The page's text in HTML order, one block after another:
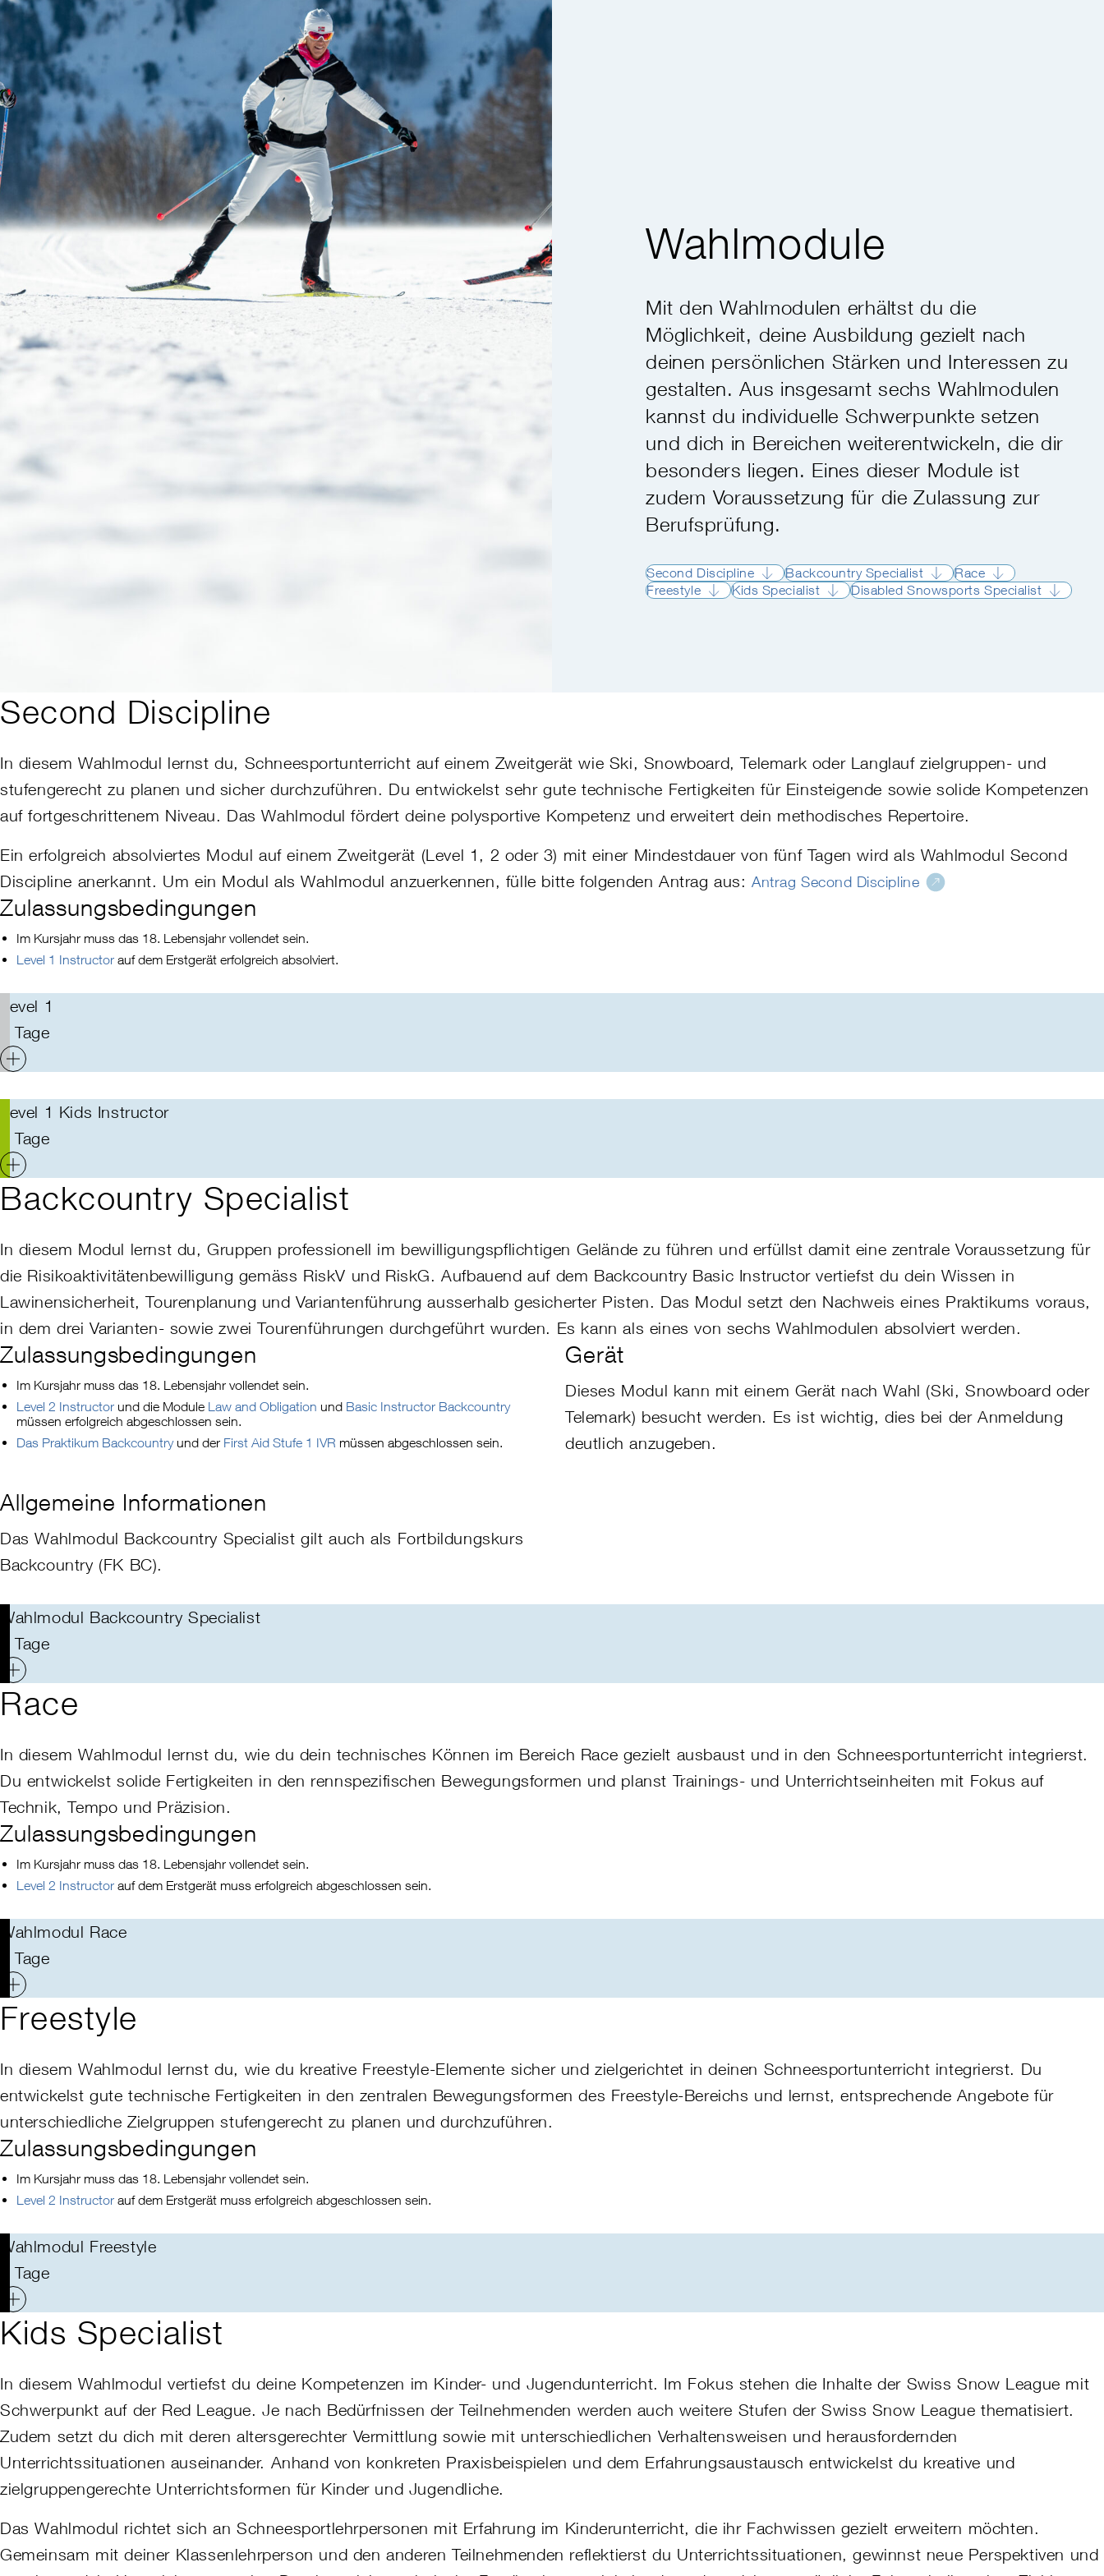
Wahlmodule
Mit den Wahlmodulen erhältst du die
Möglichkeit, deine Ausbildung gezielt nach
deinen persönlichen Stärken und Interessen zu
gestalten. Aus insgesamt sechs Wahlmodulen
kannst du individuelle Schwerpunkte setzen
und dich in Bereichen weiterentwickeln, die dir
besonders liegen. Eines dieser Module ist
zudem Voraussetzung für die Zulassung zur
Berufsprüfung.
Second Discipline Backcountry Specialist
Race
Freestyle
Kids Specialist Disabled Snowsports Specialist
Second Discipline
In diesem Wahlmodul lernst du, Schneesportunterricht auf einem Zweitgerät wie Ski, Snowboard, Telemark oder Langlauf zielgruppen- und
stufengerecht zu planen und sicher durchzuführen. Du entwickelst sehr gute technische Fertigkeiten für Einsteigende sowie solide Kompetenzen
auf fortgeschrittenem Niveau. Das Wahlmodul fördert deine polysportive Kompetenz und erweitert dein methodisches Repertoire.
Ein erfolgreich absolviertes Modul auf einem Zweitgerät (Level 1, 2 oder 3) mit einer Mindestdauer von fünf Tagen wird als Wahlmodul Second
Discipline anerkannt. Um ein Modul als Wahlmodul anzuerkennen, fülle bitte folgenden Antrag aus:Antrag Second Discipline
Zulassungsbedingungen
Im Kursjahr muss das 18. Lebensjahr vollendet sein.
Level 1 Instructor auf dem Erstgerät erfolgreich absolviert.
Level 1
5 Tage
Level 1 Kids Instructor
5 Tage
Backcountry Specialist
In diesem Modul lernst du, Gruppen professionell im bewilligungspflichtigen Gelände zu führen und erfüllst damit eine zentrale Voraussetzung für
die Risikoaktivitätenbewilligung gemäss RiskV und RiskG. Aufbauend auf dem Backcountry Basic Instructorvertiefst du dein Wissen in
Lawinensicherheit, Tourenplanung und Variantenführung ausserhalb gesicherter Pisten. Das Modul setzt den Nachweis eines Praktikums voraus,
in dem drei Varianten- sowie zwei Tourenführungen durchgeführt wurden. Es kann als eines von sechs Wahlmodulen absolviert werden.
Zulassungsbedingungen
Im Kursjahr muss das 18. Lebensjahr vollendet sein.
Level 2 Instructor und die Module Law and Obligation und Basic Instructor Backcountry
müssen erfolgreich abgeschlossen sein.
Das Praktikum Backcountryund der First Aid Stufe 1 IVR müssen abgeschlossen sein.
Gerät
Dieses Modul kann mit einem Gerät nach Wahl (Ski, Snowboard oder
Telemark) besucht werden. Es ist wichtig, dies bei der Anmeldung
deutlich anzugeben.
Allgemeine Informationen
DasWahlmodul Backcountry Specialist gilt auch als Fortbildungskurs
Backcountry (FK BC).
Wahlmodul Backcountry Specialist
7 Tage
Race
In diesem Wahlmodul lernst du, wie du dein technisches Können im Bereich Race gezielt ausbaust und in den Schneesportunterricht integrierst.
Du entwickelst solide Fertigkeiten in den rennspezifischen Bewegungsformen und planst Trainings- und Unterrichtseinheiten mit Fokus auf
Technik, Tempo und Präzision.
Zulassungsbedingungen
Im Kursjahr muss das 18. Lebensjahr vollendet sein.
Level 2 Instructor auf dem Erstgerät muss erfolgreich abgeschlossen sein.
Wahlmodul Race
5 Tage
Freestyle
In diesem Wahlmodul lernst du, wie du kreative Freestyle-Elemente sicher und zielgerichtet in deinen Schneesportunterricht integrierst. Du
entwickelst gute technische Fertigkeiten in den zentralen Bewegungsformen des Freestyle-Bereichs und lernst, entsprechende Angebote für
unterschiedliche Zielgruppen stufengerecht zu planen und durchzuführen.
Zulassungsbedingungen
Im Kursjahr muss das 18. Lebensjahr vollendet sein.
Level 2 Instructor auf dem Erstgerät muss erfolgreich abgeschlossen sein.
Wahlmodul Freestyle
5 Tage
Kids Specialist
In diesem Wahlmodul vertiefst du deine Kompetenzen im Kinder- und Jugendunterricht. Im Fokus stehen die Inhalte der Swiss Snow League mit
Schwerpunkt auf der Red League. Je nach Bedürfnissen der Teilnehmenden werden auch weitere Stufen der Swiss Snow League thematisiert.
Zudem setzt du dich mit deren altersgerechter Vermittlung sowie mit unterschiedlichen Verhaltensweisen und herausfordernden
Unterrichtssituationen auseinander. Anhand von konkreten Praxisbeispielen und dem Erfahrungsaustausch entwickelst du kreative und
zielgruppengerechte Unterrichtsformen für Kinder und Jugendliche.
Das Wahlmodul richtet sich an Schneesportlehrpersonen mit Erfahrung im Kinderunterricht, die ihr Fachwissen gezielt erweitern möchten.
Gemeinsam mit deiner Klassenlehrperson und den anderen Teilnehmenden reflektierst du Unterrichtssituationen, gewinnst neue Perspektiven und